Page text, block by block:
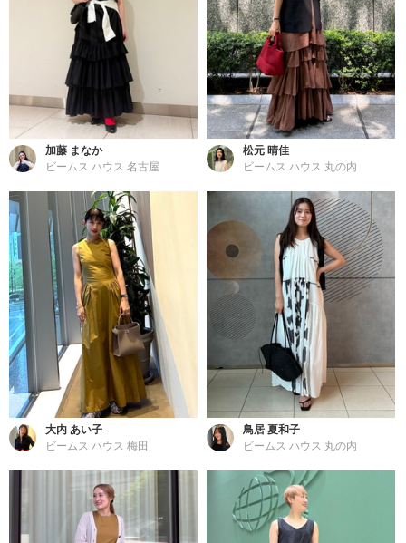
加藤 まなか
ビームス ハウス 名古屋
松元 晴佳
ビームス ハウス 丸の内
大内 あい子
ビームス ハウス 梅田
鳥居 夏和子
ビームス ハウス 丸の内